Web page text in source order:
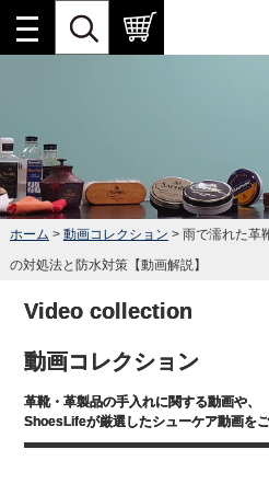
ホーム > 動画コレクション > 雨で濡れた革
の対処法と防水対策【動画解説】
Video collection
動画コレクション
革靴・革製品の手入れに関する動画や、
ShoesLifeが厳選したシューケア動画をご